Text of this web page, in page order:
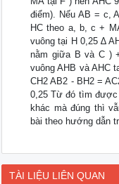
điểm). Nếu AB = c,
HC theo a, b, c +
vuông tại H 0,25 ∆
nằm giữa B và C )
vuông AHB và AHC
CH2 AB2 - BH2 =
0,25 Từ đó tìm được
khác mà đúng thì
bài theo hướng dẫn
TÀI LIỆU LIÊN QUAN